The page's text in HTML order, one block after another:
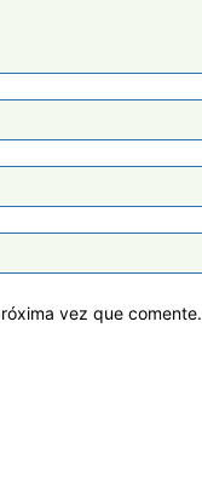
vez que comente.